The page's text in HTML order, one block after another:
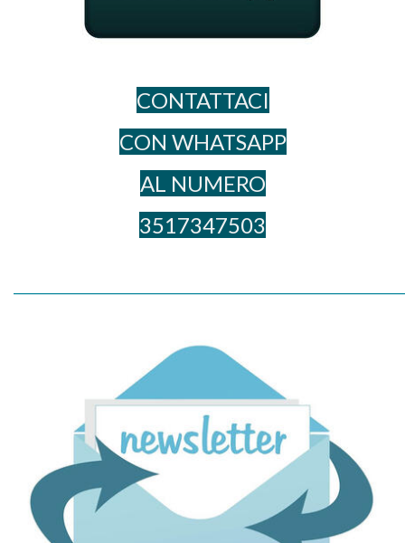
CONTATTACI
CON WHATSAPP
AL NUME​RO
3517347503